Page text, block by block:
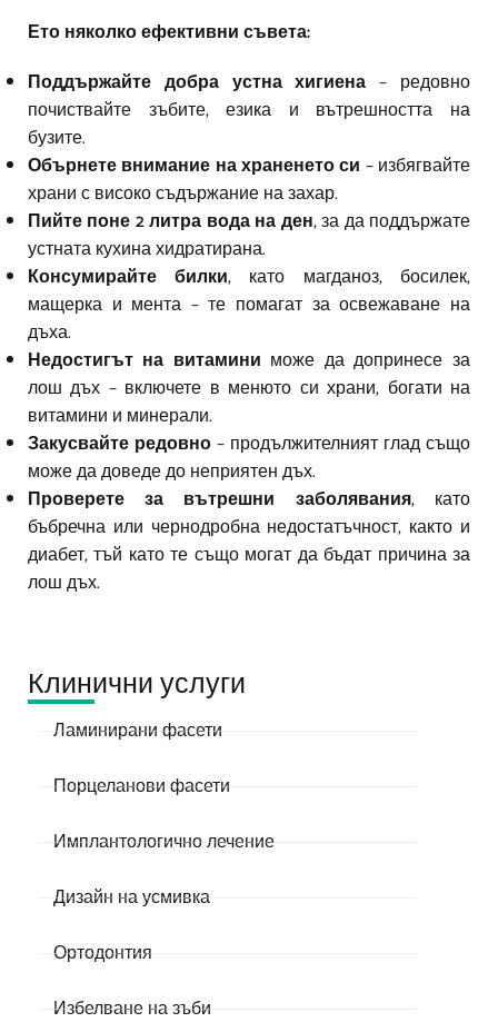
Ето няколко ефективни съвета:
Поддържайте добра устна хигиена – редовно
почиствайте зъбите, езика и вътрешността на
бузите.
Обърнете внимание на храненето си – избягвайте
храни с високо съдържание на захар.
Пийте поне 2 литра вода на ден, за да поддържате
устната кухина хидратирана.
Консумирайте билки, като магданоз, босилек,
мащерка и мента – те помагат за освежаване на
дъха.
Недостигът на витамини може да допринесе за
лош дъх – включете в менюто си храни, богати на
витамини и минерали.
Закусвайте редовно– продължителният глад също
може да доведе до неприятен дъх.
Проверете за вътрешни заболявания, като
бъбречна или чернодробна недостатъчност, както и
диабет, тъй като те също могат да бъдат причина за
лош дъх.
Клинични услуги
Ламинирани фасети
Порцеланови фасети
Имплантологично лечение
Дизайн на усмивка
Ортодонтия
Избелване на зъби